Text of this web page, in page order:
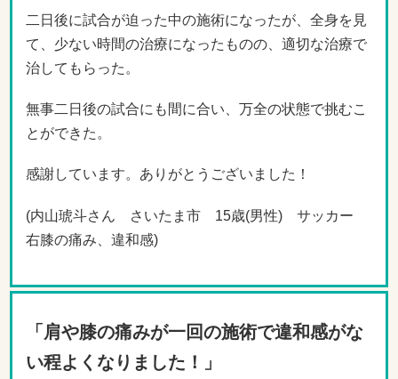
二日後に試合が迫った中の施術になったが、全身を見
て、少ない時間の治療になったものの、適切な治療で
治してもらった。
無事二日後の試合にも間に合い、万全の状態で挑むこ
とができた。
感謝しています。ありがとうございました！
(内山琥斗さん さいたま市 15歳(男性) サッカー
右膝の痛み、違和感)
「肩や膝の痛みが一回の施術で違和感がな
い程よくなりました！」